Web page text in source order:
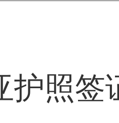
护照签